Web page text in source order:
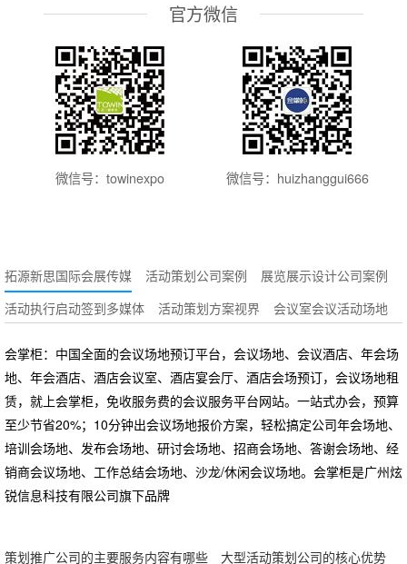
官方微信
微信号：towinexpo 微信号：huizhanggui666
拓源新思国际会展传媒 活动策划公司案例
展览展示设计公司案例
活动执行启动签到多媒体
活动策划方案视界 会议室会议活动场地
会掌柜：中国全面的会议场地预订平台，会议场地、会议酒店、年会场
地、年会酒店、酒店会议室、酒店宴会厅、酒店会场预订，会议场地租
赁，就上会掌柜，免收服务费的会议服务平台网站。一站式办会，预算
至少节省20%；10分钟出会议场地报价方案，轻松搞定公司年会场地、
培训会场地、发布会场地、研讨会场地、招商会场地、答谢会场地、经
销商会议场地、工作总结会场地、沙龙/休闲会议场地。会掌柜是广州炫
锐信息科技有限公司旗下品牌
策划推广公司的主要服务内容有哪些 大型活动策划公司的核心优势